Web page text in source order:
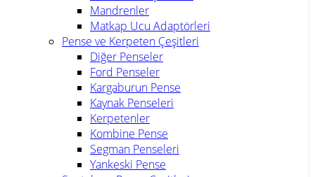
Mandrenler
Matkap Ucu Adaptörleri
Pense ve Kerpeten Çeşitleri
Diğer Penseler
Ford Penseler
Kargaburun Pense
Kaynak Penseleri
Kerpetenler
Kombine Pense
Segman Penseleri
Yankeski Pense